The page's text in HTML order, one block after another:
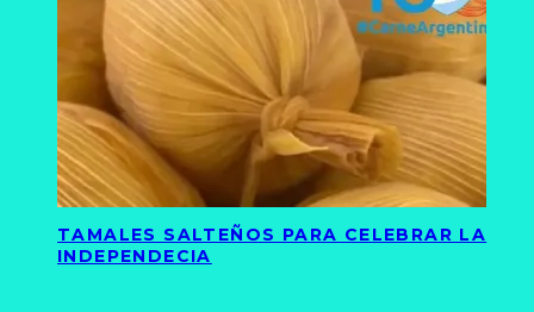
TAMALES SALTEÑOS PARA CELEBRAR LA
INDEPENDECIA